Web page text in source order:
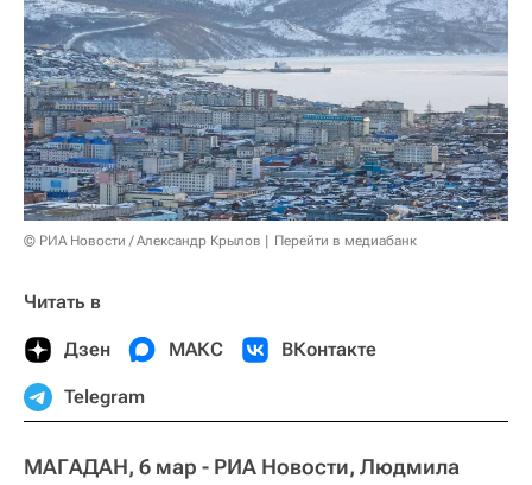
© РИА Новости / Александр Крылов Перейти в медиабанк
Читать в
Дзен МАКС ВКонтакте
Telegram
МАГАДАН, 6 мар - РИА Новости, Людмила